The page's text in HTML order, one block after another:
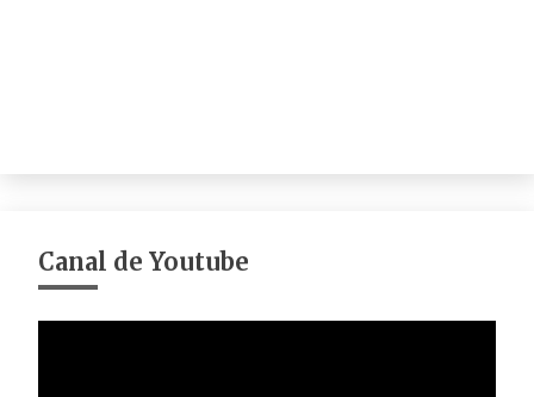
Canal de Youtube